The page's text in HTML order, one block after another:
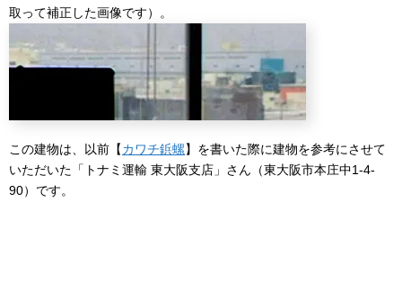
取って補正した画像です）。
この建物は、以前【カワチ鋲螺】を書いた際に建物を参考にさせて
いただいた「トナミ運輸 東大阪支店」さん（東大阪市本庄中1-4-
90）です。